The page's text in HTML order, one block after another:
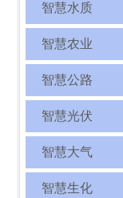
智慧水质
智慧农业
智慧公路
智慧光伏
智慧大气
智慧生化